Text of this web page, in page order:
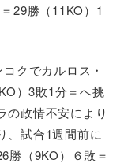
29勝（11KO）1
クでカルロス・
）3敗1分＝へ挑
の政情不安により
、試合1週間前に
勝（9KO）６敗＝